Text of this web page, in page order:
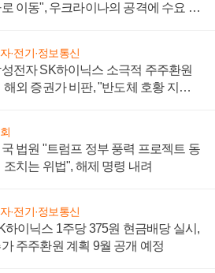
이동", 우크라이나의 공격에 수요 늘
·전기·정보통신
전자 SK하이닉스 소극적 주주환원
해외 증권가 비판, "반도체 호황 지속
법원 "트럼프 정부 풍력 프로젝트 동
조치는 위법", 해제 명령 내려
·전기·정보통신
하이닉스 1주당 375원 현금배당 실시,
주주환원 계획 9월 공개 예정